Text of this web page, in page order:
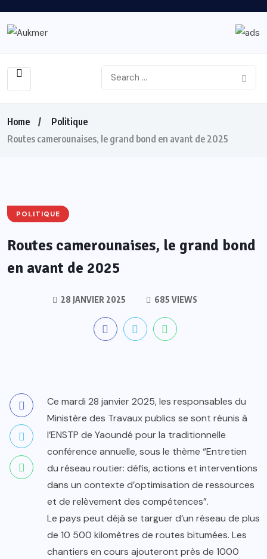
Home
Politique
Routes camerounaises, le grand bond en avant de 2025
POLITIQUE
Routes camerounaises, le grand bond
en avant de 2025
28 JANVIER 2025 685 VIEWS
Ce mardi 28 janvier 2025, les responsables du
Ministère des Travaux publics se sont réunis à
l’ENSTP de Yaoundé pour la traditionnelle
conférence annuelle, sous le thème “Entretien
du réseau routier: défis, actions et interventions
dans un contexte d’optimisation de ressources
et de relèvement des compétences”.
Le pays peut déjà se targuer d’un réseau de plus
de 10 500 kilomètres de routes bitumées. Les
chantiers en cours ajouteront près de 1000